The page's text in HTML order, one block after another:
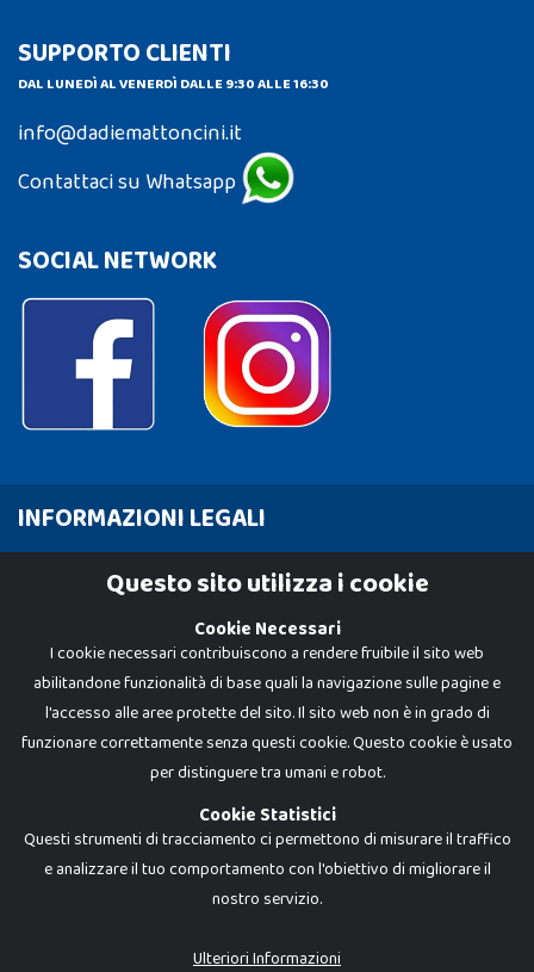
SUPPORTO CLIENTI
DAL LUNEDÌ AL VENERDÌ DALLE 9:30 ALLE 16:30
info@dadiemattoncini.it
Contattaci su Whatsapp
SOCIAL NETWORK
INFORMAZIONI LEGALI
Cookie Policy
Dadi e Mattoncini è un brand di Giocabene Srl. Ogni riproduzione o utilizzo non
I prezzi e le promozioni pubblicate potrebbero differire da quanto esposto in
Questo sito utilizza i cookie
Cookie Necessari
I cookie necessari contribuiscono a rendere fruibile il sito web
abilitandone funzionalità di base quali la navigazione sulle pagine e
l'accesso alle aree protette del sito. Il sito web non è in grado di
funzionare correttamente senza questi cookie. Questo cookie è usato
per distinguere tra umani e robot.
Cookie Statistici
Questi strumenti di tracciamento ci permettono di misurare il traffico
e analizzare il tuo comportamento con l'obiettivo di migliorare il
nostro servizio.
Ulteriori Informazioni